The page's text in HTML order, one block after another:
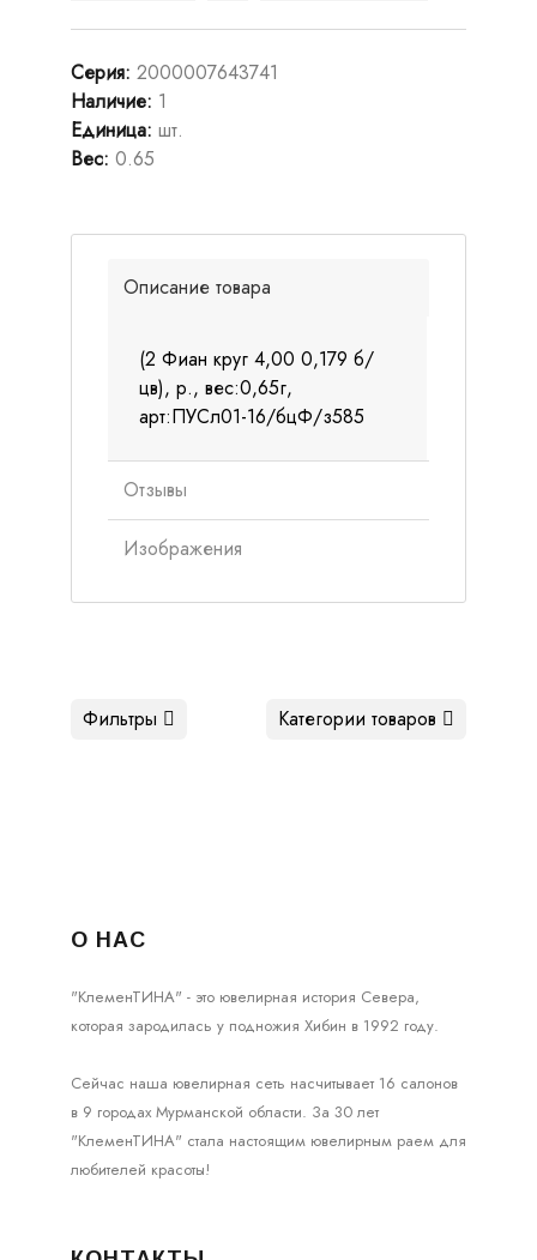
Серия: 2000007643741
Наличие: 1
Единица: шт.
Вес: 0.65
Описание товара
(2 Фиан круг 4,00 0,179 б/
цв), р., вес:0,65г,
арт:ПУСл01-16/бцФ/з585
Отзывы
Изображения
Категории товаров
Фильтры
О НАС
"КлеменТИНА" - это ювелирная история Севера,
которая зародилась у подножия Хибин в 1992 году.
Сейчас наша ювелирная сеть насчитывает 16 салонов
в 9 городах Мурманской области. За 30 лет
"КлеменТИНА" стала настоящим ювелирным раем для
любителей красоты!